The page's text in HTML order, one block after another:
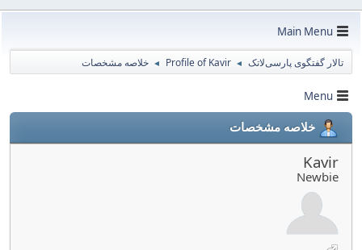
Main Menu
تالار گفتگوی پارسی‌لاتک ◄
Profile of Kavir
◄ خلاصه مشخصات
Menu
خلاصه مشخصات
Kavir
Newbie